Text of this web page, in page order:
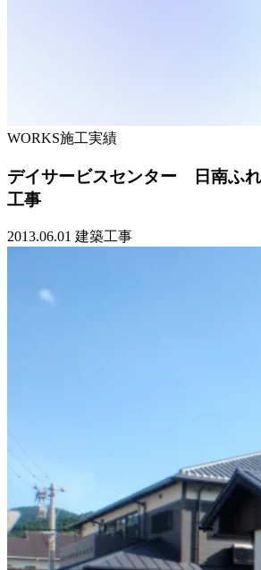
WORKS施工実績
デイサービスセンター 日南ふ
工事
2013.06.01 建築工事